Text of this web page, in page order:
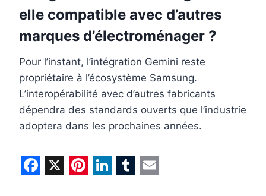
elle compatible avec d’autres
marques d’électroménager ?
Pour l’instant, l’intégration Gemini reste
propriétaire à l’écosystème Samsung.
L’interopérabilité avec d’autres fabricants
dépendra des standards ouverts que l’industrie
adoptera dans les prochaines années.